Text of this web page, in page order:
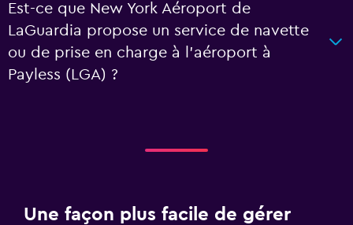
Est-ce que New York Aéroport de
LaGuardia propose un service de navette
ou de prise en charge à l’aéroport à
Payless (LGA) ?
Une façon plus facile de gérer